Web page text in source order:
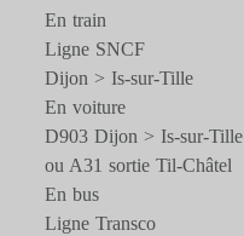
En train
Ligne SNCF
Dijon > Is-sur-Tille
En voiture
D903 Dijon > Is-sur-Tille
ou A31 sortie Til-Châtel
En bus
Ligne Transco